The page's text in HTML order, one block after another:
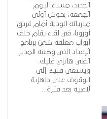
الجديد، مساء اليوم
الجمعة، بخوض أولى
مبارياته الودية أمام فريق
أوروبا، في لقاء يقام خلف
أبواب مغلقة ضمن برنامج
الإعداد الذي وضعه المدير
الفني هانزي فليك.
ويسعى فليك إلى
الوقوف على جاهزية
لاعبيه بعد فترة…